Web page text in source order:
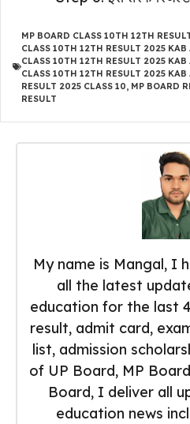
MP BOARD CLASS 10TH 12TH
CLASS 10TH 12TH RESULT 2025 KAB
CLASS 10TH 12TH RESULT 2025 KAB
CLASS 10TH 12TH RESULT 2025 KAB
RESULT 2025 CLASS 10, MP BOARD
RESULT
My name is Mangal, I
all the latest
education for the last
result, admit card,
list, admission
of UP Board, MP
Board, I deliver all
education news